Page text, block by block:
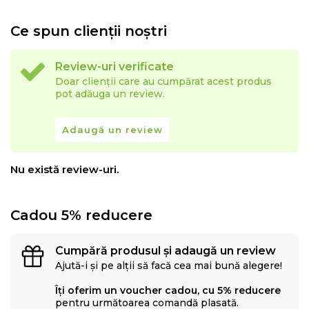
Ce spun clienții noștri
Review-uri verificate
Doar clienții care au cumpărat acest produs
pot adăuga un review.
Adaugă un review
Nu există review-uri.
Cadou 5% reducere
Cumpără produsul și adaugă un review
Ajută-i și pe alții să facă cea mai bună alegere!
Îți oferim un voucher cadou, cu 5% reducere
pentru următoarea comandă plasată.